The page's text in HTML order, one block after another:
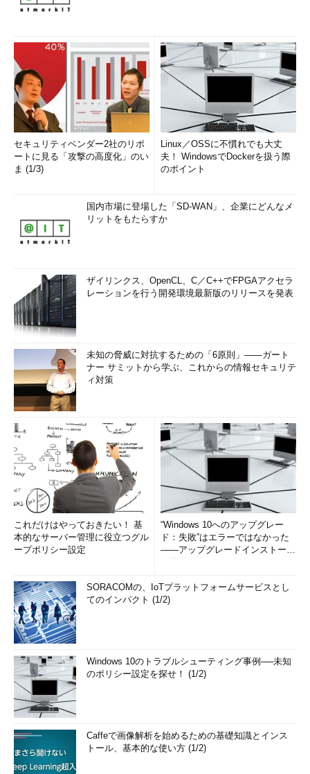
セキュリティベンダー2社のリポ
ートに見る「攻撃の高度化」のい
ま (1/3)
Linux／OSSに不慣れでも大丈
夫！ WindowsでDockerを扱う際
のポイント
国内市場に登場した「SD-WAN」、企業にどんなメ
リットをもたらすか
ザイリンクス、OpenCL、C／C++でFPGAアクセラ
レーションを行う開発環境最新版のリリースを発表
未知の脅威に対抗するための「6原則」――ガート
ナー サミットから学ぶ、これからの情報セキュリテ
ィ対策
これだけはやっておきたい！ 基
本的なサーバー管理に役立つグル
ープポリシー設定
“Windows 10へのアップグレー
ド：失敗”はエラーではなかった
――アップグレードインストール
SORACOMの、IoTプラットフォームサービスとし
てのインパクト (1/2)
Windows 10のトラブルシューティング事例──未知
のポリシー設定を探せ！ (1/2)
Caffeで画像解析を始めるための基礎知識とインス
トール、基本的な使い方 (1/2)